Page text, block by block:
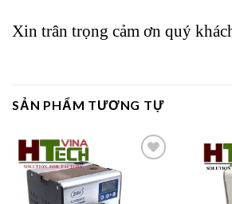
Xin trân trọng cảm ơn quý
SẢN PHẨM TƯƠNG TỰ